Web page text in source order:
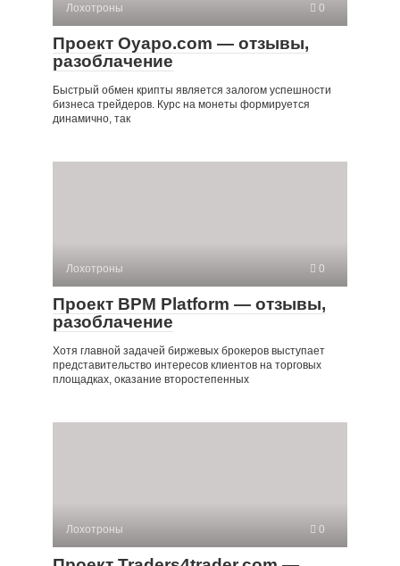
Лохотроны 0
Проект Oyapo.com — отзывы,
разоблачение
Быстрый обмен крипты является залогом успешности
бизнеса трейдеров. Курс на монеты формируется
динамично, так
Лохотроны 0
Проект BPM Platform — отзывы,
разоблачение
Хотя главной задачей биржевых брокеров выступает
представительство интересов клиентов на торговых
площадках, оказание второстепенных
Лохотроны 0